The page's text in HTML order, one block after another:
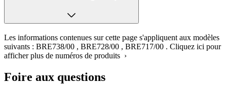
Les informations contenues sur cette page s'appliquent aux modèles
suivants : BRE738/00 , BRE728/00 , BRE717/00 . Cliquez ici pour
afficher plus de numéros de produits ›
Foire aux questions